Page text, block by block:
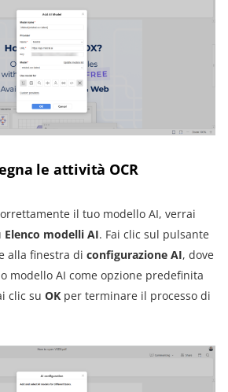
le attività OCR
il tuo modello AI, verrai
Elenco modelli AI. Fai clic sul pulsante
alla finestra di configurazione AI, dove
modello AI come opzione predefinita
clic su OK per terminare il processo di